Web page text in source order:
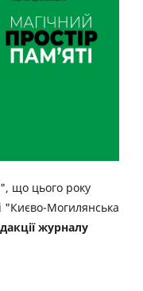
що цього року
"Києво-Могилянська
журналу